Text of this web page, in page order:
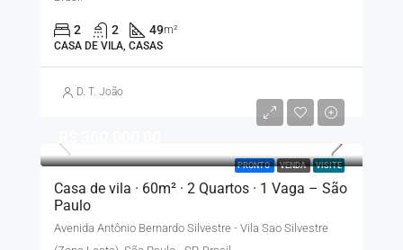
2 2 49m²
CASA DE VILA, CASAS
D. T. João
PRONTO VENDA VISITE
Casa de vila · 60m² · 2 Quartos · 1 Vaga – São
Paulo
Avenida Antônio Bernardo Silvestre - Vila Sao Silvestre